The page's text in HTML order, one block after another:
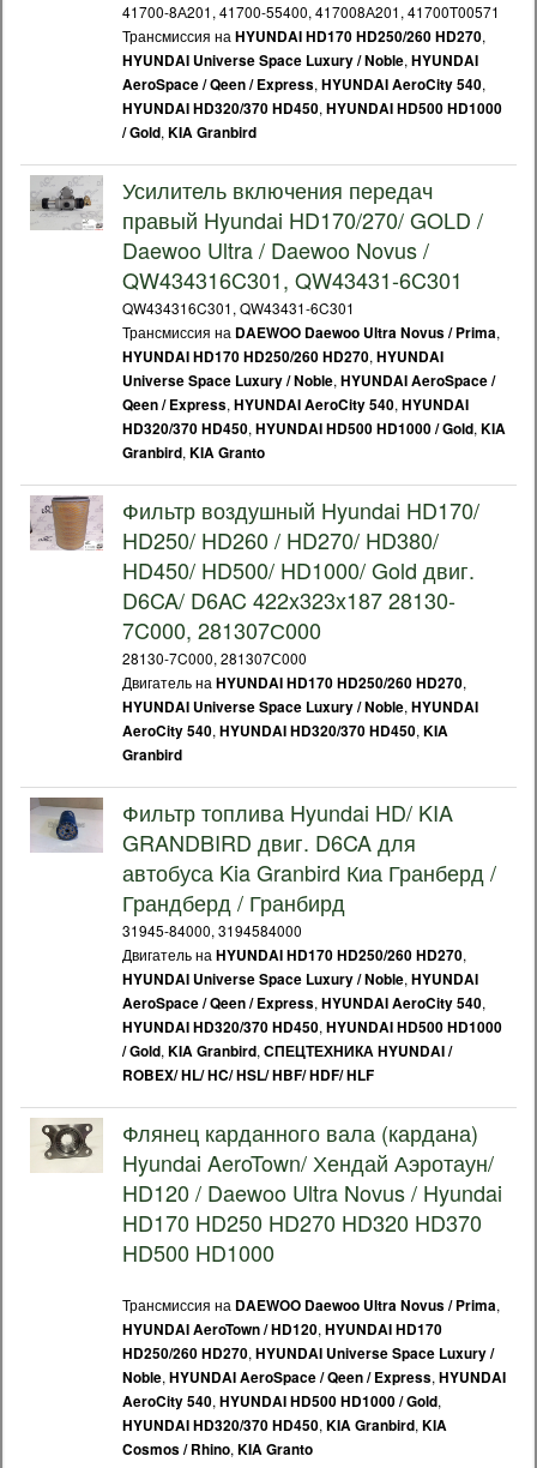
41700-8А201, 41700-55400, 417008А201, 41700T00571
Трансмиссия на HYUNDAI HD170 HD250/260 HD270,
HYUNDAI Universe Space Luxury / Noble, HYUNDAI
AeroSpace / Qeen / Express, HYUNDAI AeroCity 540,
HYUNDAI HD320/370 HD450, HYUNDAI HD500 HD1000
/ Gold, KIA Granbird
Усилитель включения передач
правый Hyundai HD170/270/ GOLD /
Daewoo Ultra / Daewoo Novus /
QW434316C301, QW43431-6C301
QW434316C301, QW43431-6C301
Трансмиссия на DAEWOO Daewoo Ultra Novus / Prima,
HYUNDAI HD170 HD250/260 HD270, HYUNDAI
Universe Space Luxury / Noble, HYUNDAI AeroSpace /
Qeen / Express, HYUNDAI AeroCity 540, HYUNDAI
HD320/370 HD450, HYUNDAI HD500 HD1000 / Gold, KIA
Granbird, KIA Granto
Фильтр воздушный Hyundai HD170/
HD250/ HD260 / HD270/ HD380/
HD450/ HD500/ HD1000/ Gold двиг.
D6CA/ D6AC 422x323x187 28130-
7C000, 281307С000
28130-7C000, 281307С000
Двигатель на HYUNDAI HD170 HD250/260 HD270,
HYUNDAI Universe Space Luxury / Noble, HYUNDAI
AeroCity 540, HYUNDAI HD320/370 HD450, KIA
Granbird
Фильтр топлива Hyundai HD/ KIA
GRANDBIRD двиг. D6CA для
автобуса Kia Granbird Киа Гранберд /
Грандберд / Гранбирд
31945-84000, 3194584000
Двигатель на HYUNDAI HD170 HD250/260 HD270,
HYUNDAI Universe Space Luxury / Noble, HYUNDAI
AeroSpace / Qeen / Express, HYUNDAI AeroCity 540,
HYUNDAI HD320/370 HD450, HYUNDAI HD500 HD1000
/ Gold, KIA Granbird, СПЕЦТЕХНИКА HYUNDAI /
ROBEX/ HL/ HC/ HSL/ HBF/ HDF/ HLF
Флянец карданного вала (кардана)
Hyundai AeroTown/ Хендай Аэротаун/
HD120 / Daewoo Ultra Novus / Hyundai
HD170 HD250 HD270 HD320 HD370
HD500 HD1000
Трансмиссия на DAEWOO Daewoo Ultra Novus / Prima,
HYUNDAI AeroTown / HD120, HYUNDAI HD170
HD250/260 HD270, HYUNDAI Universe Space Luxury /
Noble, HYUNDAI AeroSpace / Qeen / Express, HYUNDAI
AeroCity 540, HYUNDAI HD500 HD1000 / Gold,
HYUNDAI HD320/370 HD450, KIA Granbird, KIA
Cosmos / Rhino, KIA Granto